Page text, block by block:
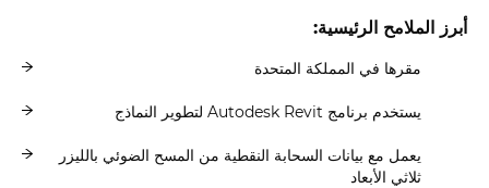
أبرز الملامح الرئيسية:
مقرها في المملكة المتحدة
يستخدم برنامج Autodesk Revit لتطوير النماذج
يعمل مع بيانات السحابة النقطية من المسح الضوئي بالليزر
ثلاثي الأبعاد